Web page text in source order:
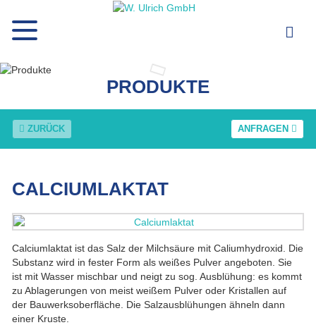
PRODUKTE
ZURÜCK ANFRAGEN
CALCIUMLAKTAT
Calciumlaktat ist das Salz der Milchsäure mit Caliumhydroxid. Die
Substanz wird in fester Form als weißes Pulver angeboten. Sie
ist mit Wasser mischbar und neigt zu sog. Ausblühung: es kommt
zu Ablagerungen von meist weißem Pulver oder Kristallen auf
der Bauwerksoberfläche. Die Salzausblühungen ähneln dann
einer Kruste.